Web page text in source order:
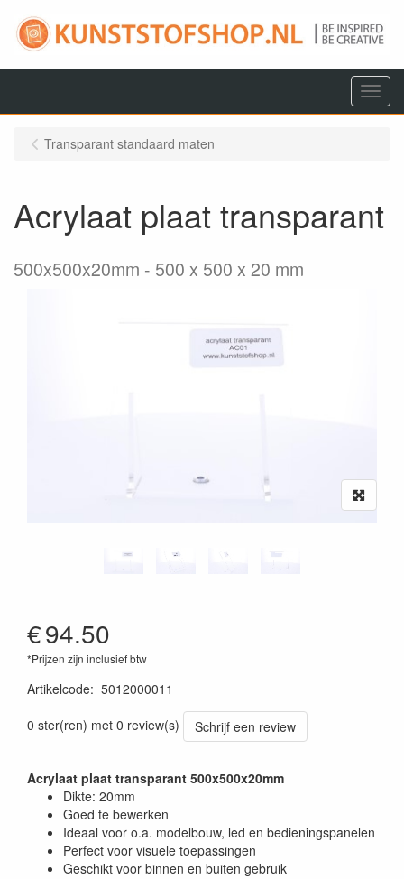
Menu
Transparant standaard maten
Acrylaat plaat transparant
500x500x20mm 500 x 500 x 20 mm
€94.50
*Prijzen zijn inclusief btw
Artikelcode: 5012000011
0 ster(ren) met 0 review(s)
Schrijf een review
Acrylaat plaat transparant 500x500x20mm
Dikte: 20mm
Goed te bewerken
Ideaal voor o.a. modelbouw, led en bedieningspanelen
Perfect voor visuele toepassingen
Geschikt voor binnen en buiten gebruik